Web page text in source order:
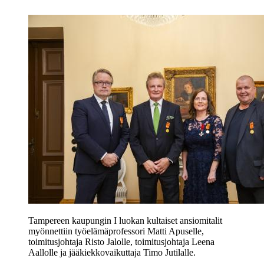
Tampereen kaupungin I luokan kultaiset ansiomitalit
myönnettiin työelämäprofessori Matti Apuselle,
toimitusjohtaja Risto Jalolle, toimitusjohtaja Leena
Aallolle ja jääkiekkovaikuttaja Timo Jutilalle.